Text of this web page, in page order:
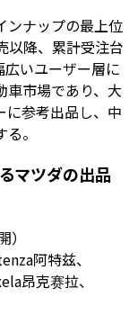
ンナップの最上位
以降、累計受注台
いユーザー層に
車市場であり、大
に参考出品し、中
。
マツダの出品
阿特兹、
昂克赛拉、